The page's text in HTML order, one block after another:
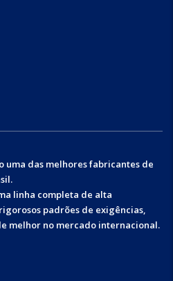
uma das melhores fabricantes de
linha completa de alta
padrões de exigências,
melhor no mercado internacional.